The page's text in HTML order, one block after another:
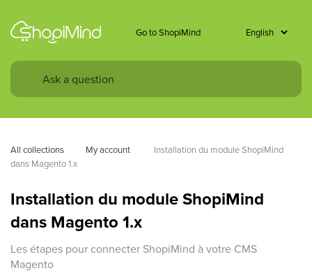
Go to ShopiMind
All collections My account
Installation du module ShopiMind
dans Magento 1.x
Installation du module ShopiMind
dans Magento 1.x
Les étapes pour connecter ShopiMind à votre CMS
Magento